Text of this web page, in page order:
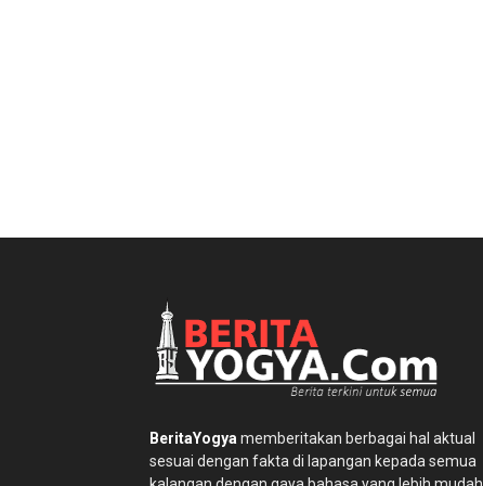
BeritaYogya memberitakan berbagai hal aktual
sesuai dengan fakta di lapangan kepada semua